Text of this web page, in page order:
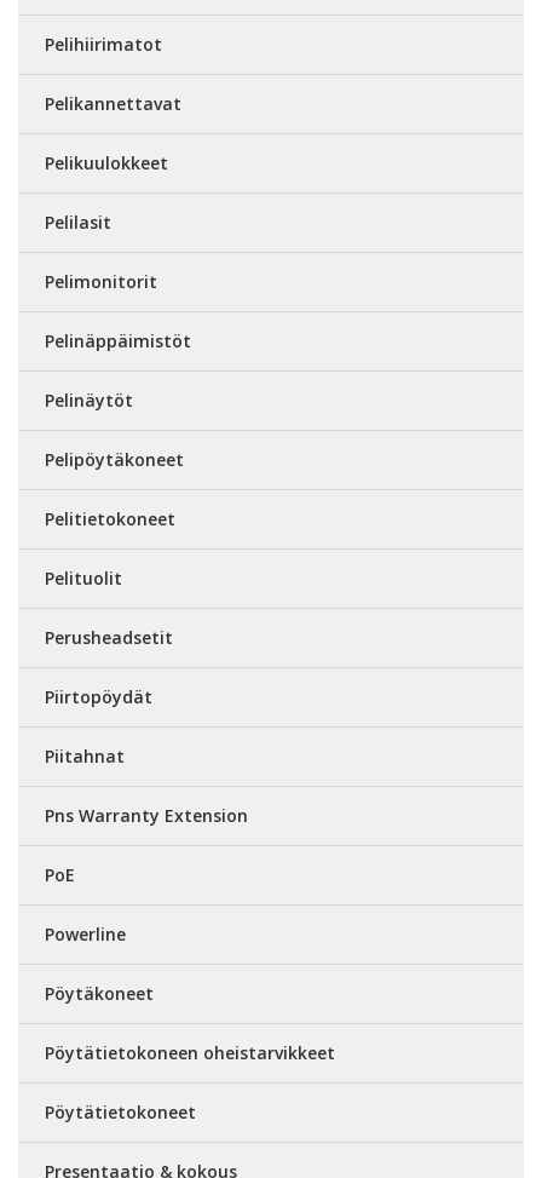
Pelihiirimatot
Pelikannettavat
Pelikuulokkeet
Pelilasit
Pelimonitorit
Pelinäppäimistöt
Pelinäytöt
Pelipöytäkoneet
Pelitietokoneet
Pelituolit
Perusheadsetit
Piirtopöydät
Piitahnat
Pns Warranty Extension
PoE
Powerline
Pöytäkoneet
Pöytätietokoneen oheistarvikkeet
Pöytätietokoneet
Presentaatio & kokous